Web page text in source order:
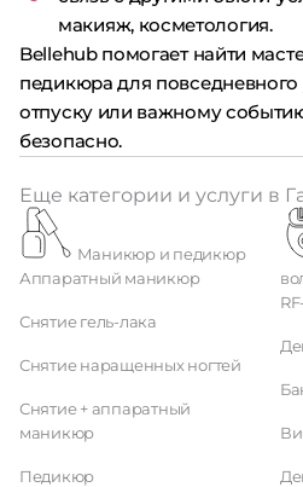
макияж, косметология.
Bellehub помогает найти
педикюра для повседневного
отпуску или важному
безопасно.
Еще категории и услуги в
Маникюр и педикюр
Аппаратный маникюр
Снятие гель-лака
Снятие наращенных ногтей
Снятие + аппаратный
маникюр
Педикюр